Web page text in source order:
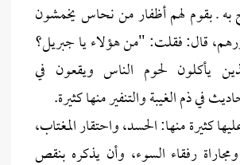
به ـ بقوم لهم أظفار من نحاس يخمشون
قال: فقلت: "من هؤلاء يا جبريل؟
يأكلون لحوم الناس ويقعون في
في ذم الغيبة والتنفير منها كثيرة.
كثيرة منها: الحسد، واحتقار المغتاب،
رفقاء السوء، وأن يذكره بنقص